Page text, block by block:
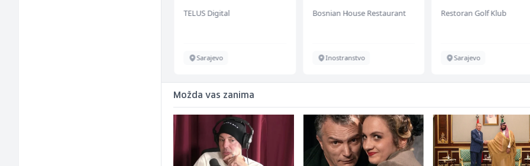
TELUS Digital
Sarajevo
Bosnian House Restaurant
Inostranstvo
Restoran Golf Klub
Sarajevo
Možda vas zanima